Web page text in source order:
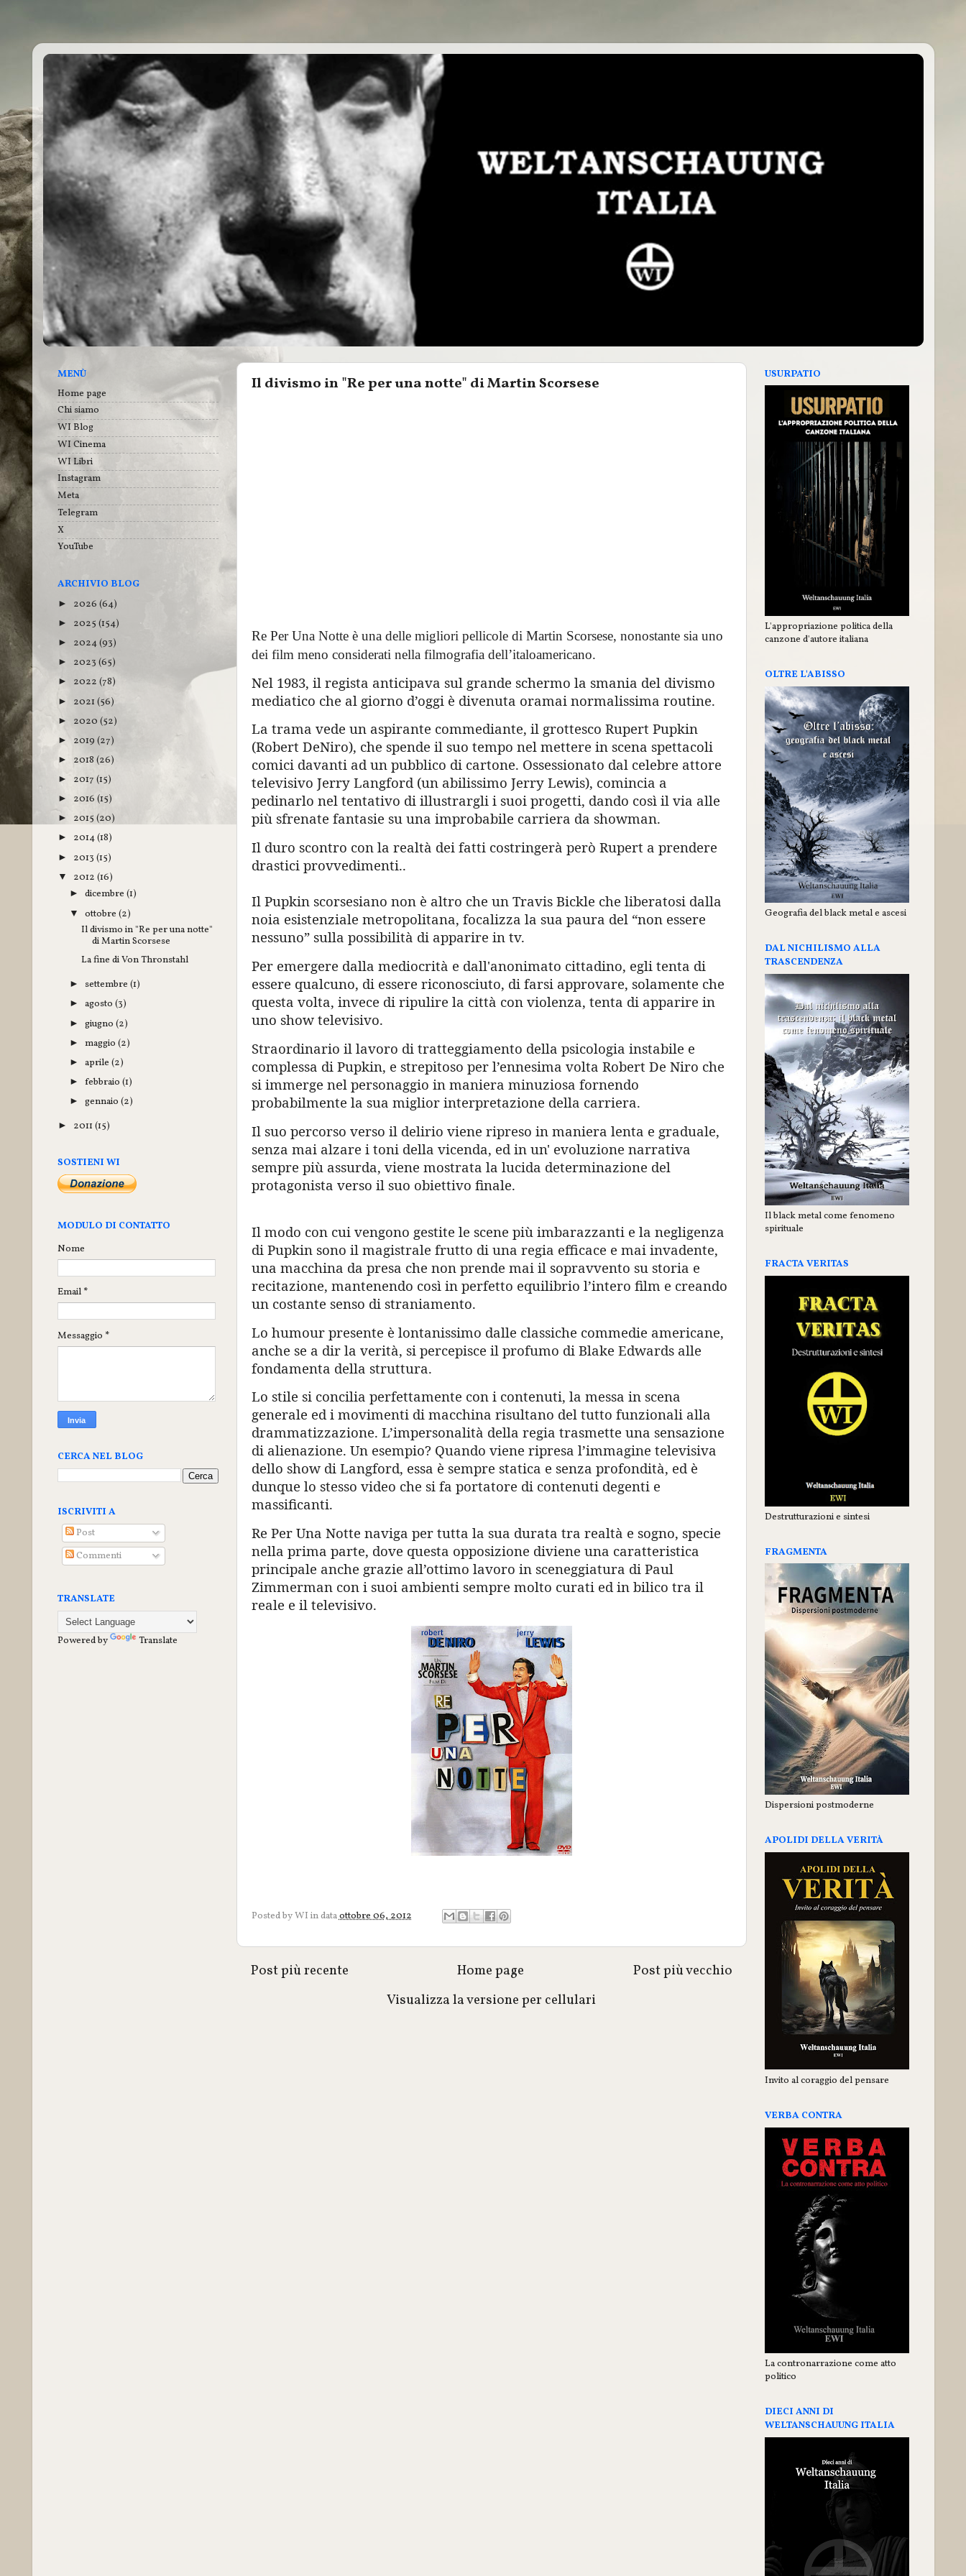
Il divismo in "Re per una notte" di Martin Scorsese
Re Per Una Notte è una delle migliori pellicole di Martin Scorsese, nonostante sia uno
dei film meno considerati nella filmografia dell’italoamericano.
Nel 1983, il regista anticipava sul grande schermo la smania del divismo
mediatico che al giorno d’oggi è divenuta oramai normalissima routine.
La trama vede un aspirante commediante, il grottesco Rupert Pupkin
(Robert DeNiro), che spende il suo tempo nel mettere in scena spettacoli
comici davanti ad un pubblico di cartone. Ossessionato dal celebre attore
televisivo Jerry Langford (un abilissimo Jerry Lewis), comincia a
pedinarlo nel tentativo di illustrargli i suoi progetti, dando così il via alle
più sfrenate fantasie su una improbabile carriera da showman.
Il duro scontro con la realtà dei fatti costringerà però Rupert a prendere
drastici provvedimenti..
Il Pupkin scorsesiano non è altro che un Travis Bickle che liberatosi dalla
noia esistenziale metropolitana, focalizza la sua paura del “non essere
nessuno” sulla possibilità di apparire in tv.
Per emergere dalla mediocrità e dall'anonimato cittadino, egli tenta di
essere qualcuno, di essere riconosciuto, di farsi approvare, solamente che
questa volta, invece di ripulire la città con violenza, tenta di apparire in
uno show televisivo.
Straordinario il lavoro di tratteggiamento della psicologia instabile e
complessa di Pupkin, e strepitoso per l’ennesima volta Robert De Niro che
si immerge nel personaggio in maniera minuziosa fornendo
probabilmente la sua miglior interpretazione della carriera.
Il suo percorso verso il delirio viene ripreso in maniera lenta e graduale,
senza mai alzare i toni della vicenda, ed in un' evoluzione narrativa
sempre più assurda, viene mostrata la lucida determinazione del
protagonista verso il suo obiettivo finale.
Il modo con cui vengono gestite le scene più imbarazzanti e la negligenza
di Pupkin sono il magistrale frutto di una regia efficace e mai invadente,
una macchina da presa che non prende mai il sopravvento su storia e
recitazione, mantenendo così in perfetto equilibrio l’intero film e creando
un costante senso di straniamento.
Lo humour presente è lontanissimo dalle classiche commedie americane,
anche se a dir la verità, si percepisce il profumo di Blake Edwards alle
fondamenta della struttura.
Lo stile si concilia perfettamente con i contenuti, la messa in scena
generale ed i movimenti di macchina risultano del tutto funzionali alla
drammatizzazione. L’impersonalità della regia trasmette una sensazione
di alienazione. Un esempio? Quando viene ripresa l’immagine televisiva
dello show di Langford, essa è sempre statica e senza profondità, ed è
dunque lo stesso video che si fa portatore di contenuti degenti e
massificanti.
Re Per Una Notte naviga per tutta la sua durata tra realtà e sogno, specie
nella prima parte, dove questa opposizione diviene una caratteristica
principale anche grazie all’ottimo lavoro in sceneggiatura di Paul
Zimmerman con i suoi ambienti sempre molto curati ed in bilico tra il
reale e il televisivo.
Posted byWI in dataottobre 06, 2012
Post più recente Post più vecchio
Home page
Visualizza la versione per cellulari
MENÙ
Home page
Chi siamo
WI Blog
WI Cinema
WI Libri
Instagram
Meta
Telegram
X
YouTube
ARCHIVIO BLOG
► 2026 (64)
► 2025 (154)
► 2024(93)
► 2023 (65)
► 2022 (78)
► 2021 (56)
► 2020 (52)
► 2019 (27)
► 2018 (26)
► 2017 (15)
► 2016 (15)
► 2015 (20)
► 2014(18)
► 2013 (15)
▼ 2012 (16)
► dicembre (1)
▼ ottobre (2)
Il divismo in "Re per una notte"
di Martin Scorsese
La fine di Von Thronstahl
► settembre (1)
► agosto (3)
► giugno (2)
► maggio (2)
► aprile (2)
► febbraio (1)
► gennaio (2)
► 2011 (15)
SOSTIENI WI
MODULO DI CONTATTO
Nome
Email *
Messaggio *
CERCA NEL BLOG
ISCRIVITI A
Post
Commenti
TRANSLATE
Powered by Translate
USURPATIO
L'appropriazione politica della
canzone d'autore italiana
OLTRE L'ABISSO
Geografia del black metal e ascesi
DAL NICHILISMO ALLA
TRASCENDENZA
Il black metal come fenomeno
spirituale
FRACTA VERITAS
Destrutturazioni e sintesi
FRAGMENTA
Dispersioni postmoderne
APOLIDI DELLA VERITÀ
Invito al coraggio del pensare
VERBA CONTRA
La contronarrazione come atto
politico
DIECI ANNI DI
WELTANSCHAUUNG ITALIA